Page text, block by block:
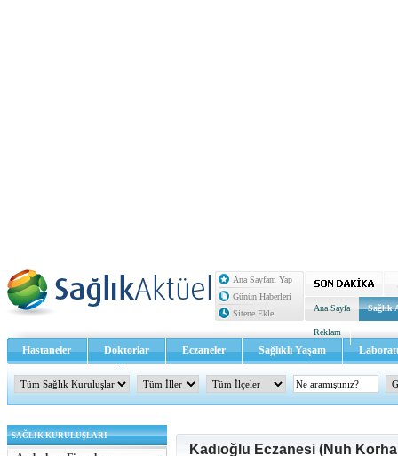
Ana Sayfam Yap
Günün Haberleri
Sitene Ekle
Ana Sayfa Sağlık
Reklam
Hastaneler Doktorlar Eczaneler Sağlıklı Yaşam
Sağlık TV - Video İletişim
SAĞLIK KURULUŞLARI
Kadıoğlu Eczanesi (Nuh